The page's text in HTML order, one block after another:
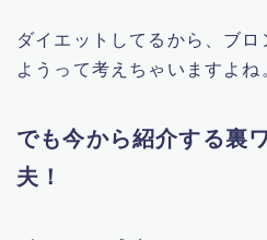
科捜研の女
ダイエットしてるから、ブ
ようって考えちゃいますよね
でも今から紹介する裏
夫！